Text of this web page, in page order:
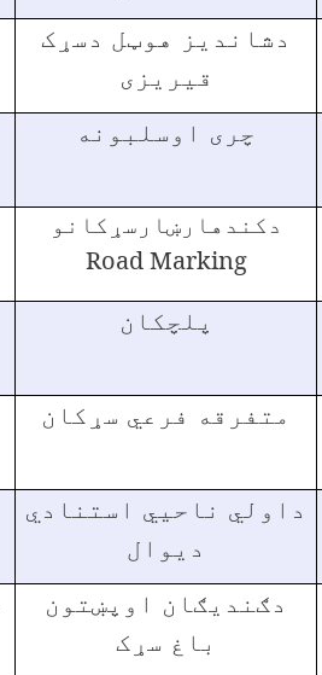
دشاندیز هوټل دسړک
قیریزی
چری اوسلبونه
دکندهارښارسړکانو
Road Marking
پلچکان
متفرقه فرعي سړکان
داولي ناحیي استنادي
دیوال
دګندیګان اوپښتون
باغ سړک